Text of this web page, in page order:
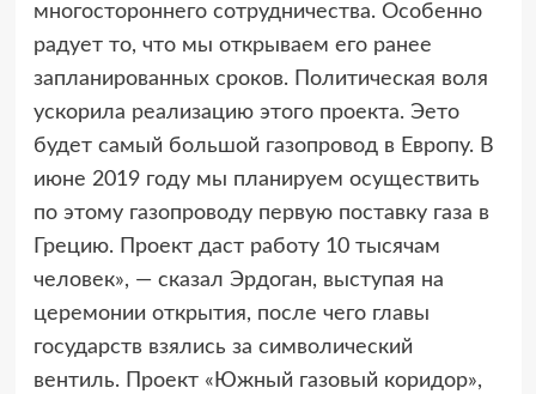
многостороннего сотрудничества. Особенно
радует то, что мы открываем его ранее
запланированных сроков. Политическая воля
ускорила реализацию этого проекта. Эето
будет самый большой газопровод в Европу. В
июне 2019 году мы планируем осуществить
по этому газопроводу первую поставку газа в
Грецию. Проект даст работу 10 тысячам
человек», — сказал Эрдоган, выступая на
церемонии открытия, после чего главы
государств взялись за символический
вентиль. Проект «Южный газовый коридор»,